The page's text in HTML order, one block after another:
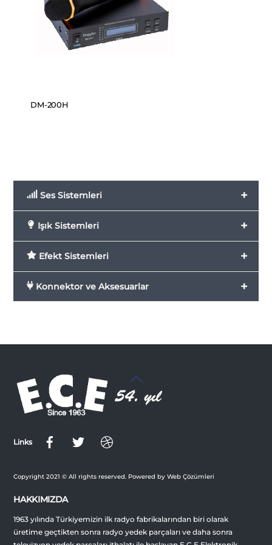
DM-200H
+
Ses Sistemleri
+
Işık Sistemleri
+
Efekt Sistemleri
+
Konnektor ve Aksesuarlar
Back
Top
Links
Copyright 2021 © All rights reserved. Powered by Web Çözümleri
HAKKIMIZDA
1963 yılında Türkiyemizin ilk radyo fabrikalarından biri olarak
üretime geçtikten sonra radyo yedek parçaları ve daha sonra